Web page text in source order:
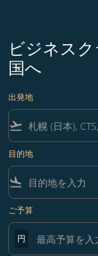
ビジネス
国へ
出発地
flight_takeoff
目的地
flight_land
ご予算
円